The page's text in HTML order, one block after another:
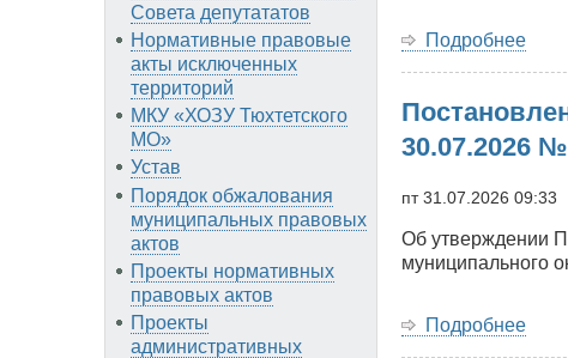
Совета депутататов
Нормативные правовые
акты исключенных
территорий
МКУ «ХОЗУ Тюхтетского
МО»
Устав
Порядок обжалования
муниципальных правовых
актов
Проекты нормативных
правовых актов
Проекты
административных
Подробнее
№
10-
30.07.2026
пт 31.07.2026 09:33
Об утверждении
муниципального
Подробнее